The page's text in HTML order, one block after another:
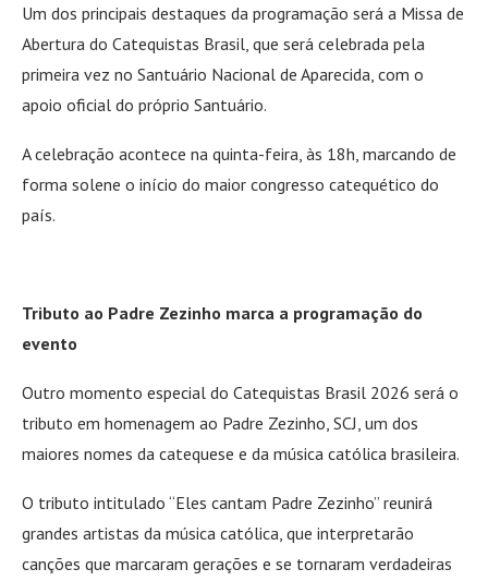
Um dos principais destaques da programação será a Missa de
Abertura do Catequistas Brasil, que será celebrada pela
primeira vez no Santuário Nacional de Aparecida, com o
apoio oficial do próprio Santuário.
A celebração acontece na quinta-feira, às 18h, marcando de
forma solene o início do maior congresso catequético do
país.
Tributo ao Padre Zezinho marca a programação do
evento
Outro momento especial do Catequistas Brasil 2026 será o
tributo em homenagem ao Padre Zezinho, SCJ, um dos
maiores nomes da catequese e da música católica brasileira.
O tributo intitulado “Eles cantam Padre Zezinho” reunirá
grandes artistas da música católica, que interpretarão
canções que marcaram gerações e se tornaram verdadeiras